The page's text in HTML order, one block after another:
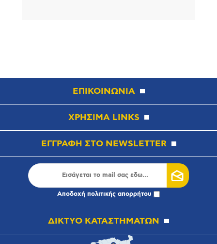
ΕΠΙΚΟΙΝΩΝΙΑ
ΧΡΗΣΙΜΑ LINKS
ΕΓΓΡΑΦΗ ΣΤΟ NEWSLETTER
Αποδοχή πολιτικής απορρήτου
ΔΙΚΤΥΟ ΚΑΤΑΣΤΗΜΑΤΩΝ